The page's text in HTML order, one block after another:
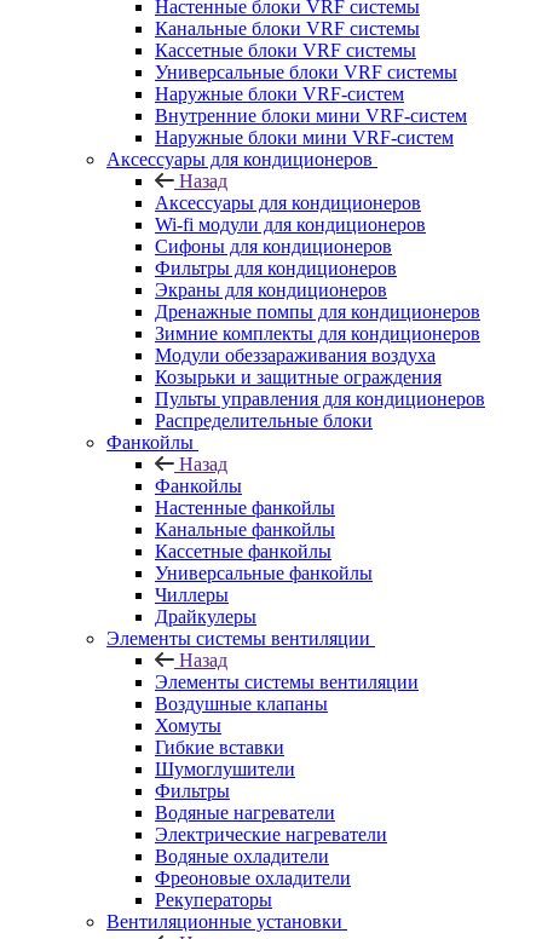
Настенные блоки VRF системы
Канальные блоки VRF системы
Кассетные блоки VRF системы
Универсальные блоки VRF системы
Наружные блоки VRF-систем
Внутренние блоки мини VRF-систем
Наружные блоки мини VRF-систем
Аксессуары для кондиционеров
Назад
Аксессуары для кондиционеров
Wi-fi модули для кондиционеров
Сифоны для кондиционеров
Фильтры для кондиционеров
Экраны для кондиционеров
Дренажные помпы для кондиционеров
Зимние комплекты для кондиционеров
Модули обеззараживания воздуха
Козырьки и защитные ограждения
Пульты управления для кондиционеров
Распределительные блоки
Фанкойлы
Назад
Фанкойлы
Настенные фанкойлы
Канальные фанкойлы
Кассетные фанкойлы
Универсальные фанкойлы
Чиллеры
Драйкулеры
Элементы системы вентиляции
Назад
Элементы системы вентиляции
Воздушные клапаны
Хомуты
Гибкие вставки
Шумоглушители
Фильтры
Водяные нагреватели
Электрические нагреватели
Водяные охладители
Фреоновые охладители
Рекуператоры
Вентиляционные установки